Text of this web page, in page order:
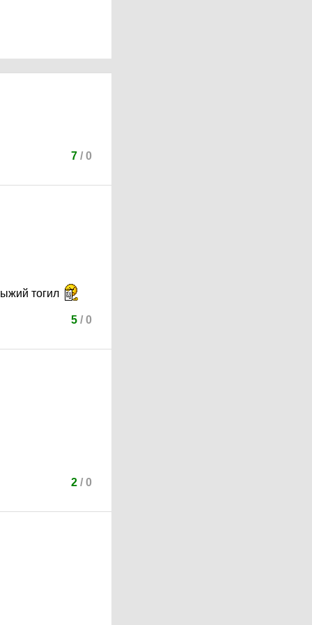
7/ 0
тогил
5/ 0
2/ 0